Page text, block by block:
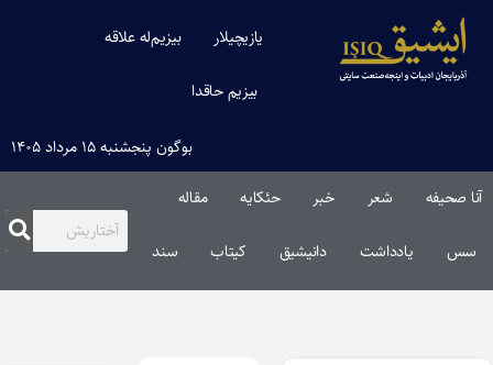
یازیچیلار بیزیم‌له علاقه
بیزیم حاقدا
بوگون پنجشنبه ۱۵ مرداد ۱۴۰۵
آنا صحیفه شعر خبر حئکایه مقاله‌
سس یادداشت دانیشیق کیتاب سند